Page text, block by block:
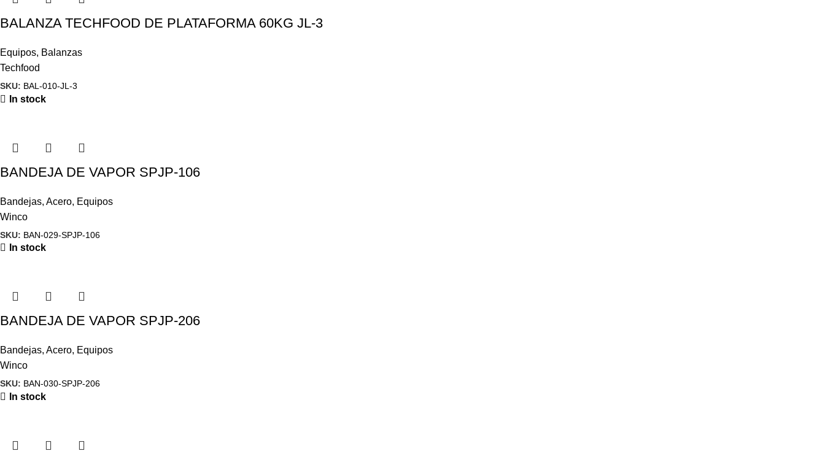
BALANZA TECHFOOD DE PLATAFORMA 60KG JL-3
Equipos, Balanzas
Techfood
SKU: BAL-010-JL-3
In stock
BANDEJA DE VAPOR SPJP-106
Bandejas, Acero, Equipos
Winco
SKU: BAN-029-SPJP-106
In stock
BANDEJA DE VAPOR SPJP-206
Bandejas, Acero, Equipos
Winco
SKU: BAN-030-SPJP-206
In stock